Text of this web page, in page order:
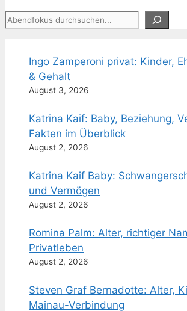
Suchen
Ingo Zamperoni privat: Kinder,
& Gehalt
August 3, 2026
Katrina Kaif: Baby, Beziehung,
Fakten im Überblick
August 2, 2026
Katrina Kaif Baby:
und Vermögen
August 2, 2026
Romina Palm: Alter, richtiger
Privatleben
August 2, 2026
Steven Graf Bernadotte: Alter,
Mainau-Verbindung